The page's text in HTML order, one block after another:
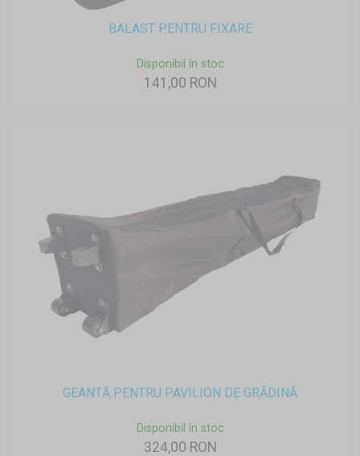
BALAST PENTRU FIXARE
Disponibil în stoc
141,00 RON
GEANTĂ PENTRU PAVILION DE GRĂDINĂ
Disponibil în stoc
324,00 RON